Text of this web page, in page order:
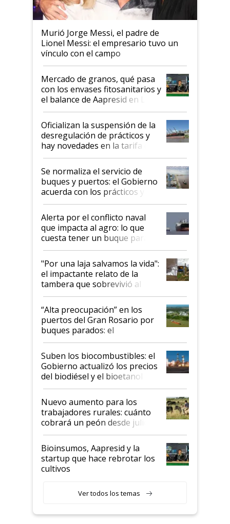
Murió Jorge Messi, el padre de
Lionel Messi: el empresario tuvo un
vínculo con el campo
Mercado de granos, qué pasa
con los envases fitosanitarios y
el balance de Aapresid en La
Posta
Oficializan la suspensión de la
desregulación de prácticos y
hay novedades en la tarifa de
la hidrovía
Se normaliza el servicio de
buques y puertos: el Gobierno
acuerda con los prácticos y
suspende el decreto de
desregulación
Alerta por el conflicto naval
que impacta al agro: lo que
cuesta tener un buque parado
y el peligro de que Argentina
pase a ser "país sucio"
"Por una laja salvamos la vida":
el impactante relato de la
tambera que sobrevivió al
tornado
“Alta preocupación” en los
puertos del Gran Rosario por
buques parados: el
funcionamiento de las
exportadoras en tensión tras
la medida de fuerza de los
prácticos
Suben los biocombustibles: el
Gobierno actualizó los precios
del biodiésel y el bioetanol
Nuevo aumento para los
trabajadores rurales: cuánto
cobrará un peón desde julio
Bioinsumos, Aapresid y la
startup que hace rebrotar los
cultivos
Ver todos los temas